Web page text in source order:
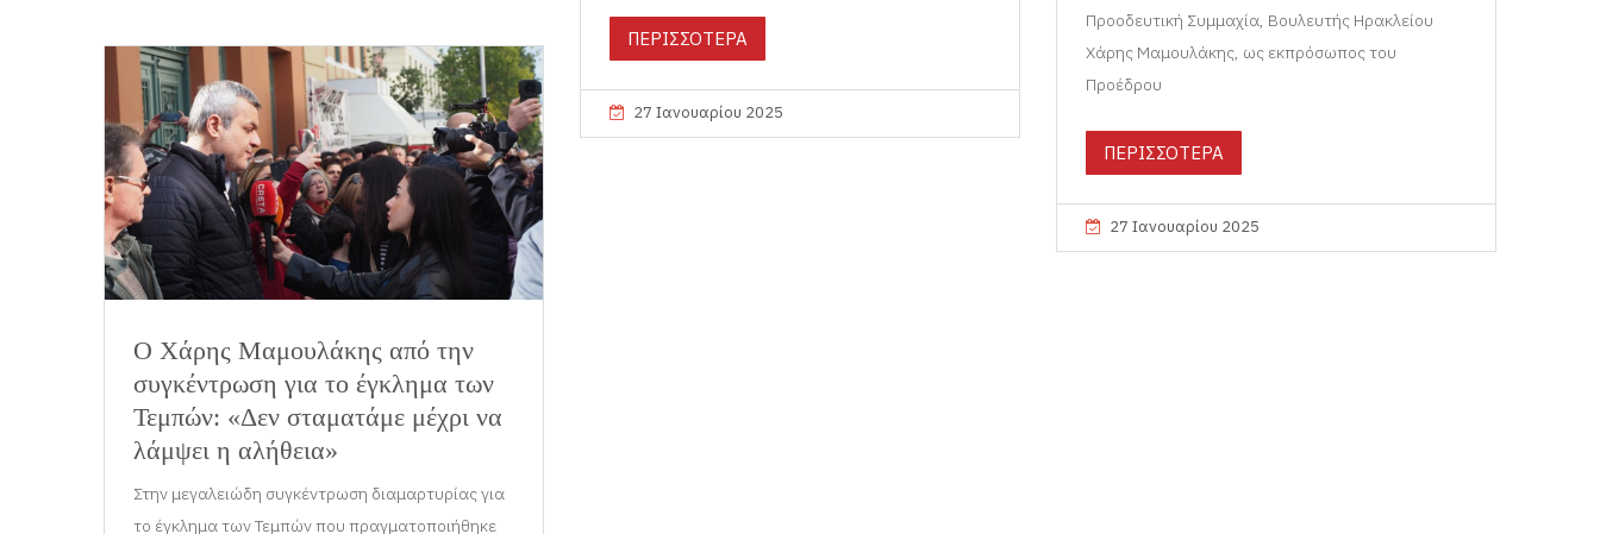
Προοδευτική Συμμαχία, Βουλευτής Ηρακλείου
Χάρης Μαμουλάκης, ως εκπρόσωπος του
Προέδρου
ΠΕΡΙΣΣΟΤΕΡΑ
27 Ιανουαρίου 2025
ΠΕΡΙΣΣΟΤΕΡΑ
27 Ιανουαρίου 2025
Ο Χάρης Μαμουλάκης από την
συγκέντρωση για το έγκλημα των
Τεμπών: «Δεν σταματάμε μέχρι να
λάμψει η αλήθεια»
Στην μεγαλειώδη συγκέντρωση διαμαρτυρίας για
το έγκλημα των Τεμπών που πραγματοποιήθηκε